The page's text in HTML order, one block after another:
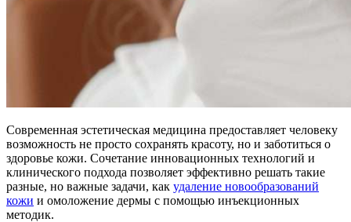
Современная эстетическая медицина предоставляет человеку
возможность не просто сохранять красоту, но и заботиться о
здоровье кожи. Сочетание инновационных технологий и
клинического подхода позволяет эффективно решать такие
разные, но важные задачи, как удаление новообразований
кожи и омоложение дермы с помощью инъекционных
методик.